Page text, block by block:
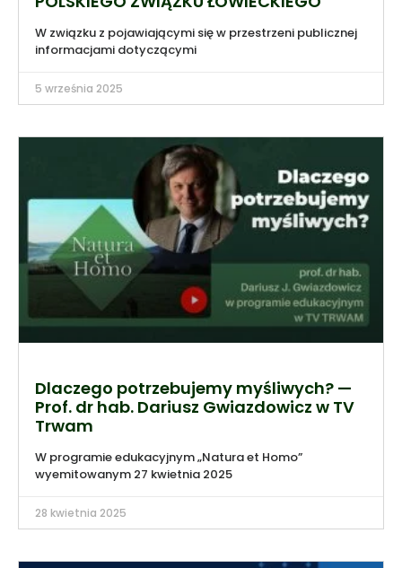
W związku z pojawiającymi się w przestrzeni publicznej
informacjami dotyczącymi
5 września 2025
Dlaczego potrzebujemy myśliwych? —
Prof. dr hab. Dariusz Gwiazdowicz w TV
Trwam
W programie edukacyjnym „Natura et Homo”
wyemitowanym 27 kwietnia 2025
28 kwietnia 2025